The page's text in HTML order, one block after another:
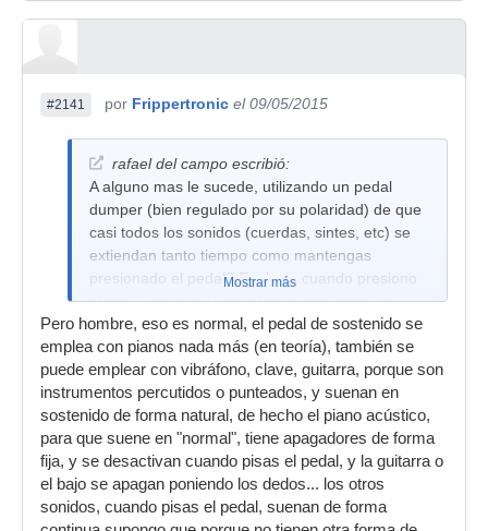
#2141 por Frippertronic el 09/05/2015
rafael del campo escribió:
A alguno mas le sucede, utilizando un pedal
dumper (bien regulado por su polaridad) de que
casi todos los sonidos (cuerdas, sintes, etc) se
extiendan tanto tiempo como mantengas
presionado el pedal? Es decir, cuando presiono
el pedal, sotiene la nota hasta que lo suelte,
cosa que es completamente irreal y provoca que
al soltarlo se corte de una manera horrible
Mostrar más
Pero hombre, eso es normal, el pedal de sostenido se
emplea con pianos nada más (en teoría), también se
puede emplear con vibráfono, clave, guitarra, porque son
instrumentos percutidos o punteados, y suenan en
sostenido de forma natural, de hecho el piano acústico,
para que suene en "normal", tiene apagadores de forma
fija, y se desactivan cuando pisas el pedal, y la guitarra o
el bajo se apagan poniendo los dedos... los otros
sonidos, cuando pisas el pedal, suenan de forma